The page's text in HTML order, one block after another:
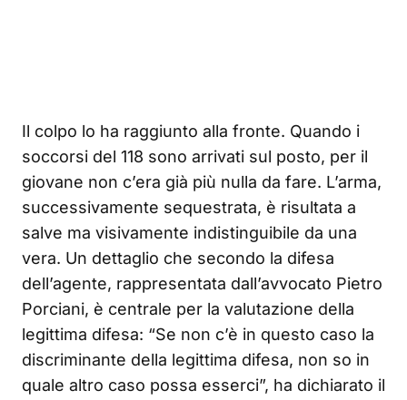
Il colpo lo ha raggiunto alla fronte. Quando i
soccorsi del 118 sono arrivati sul posto, per il
giovane non c’era già più nulla da fare. L’arma,
successivamente sequestrata, è risultata a
salve ma visivamente indistinguibile da una
vera. Un dettaglio che secondo la difesa
dell’agente, rappresentata dall’avvocato Pietro
Porciani, è centrale per la valutazione della
legittima difesa: “Se non c’è in questo caso la
discriminante della legittima difesa, non so in
quale altro caso possa esserci”, ha dichiarato il